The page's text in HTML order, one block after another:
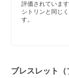
評価されています
シトリンと同じ
す。
ブレスレット（